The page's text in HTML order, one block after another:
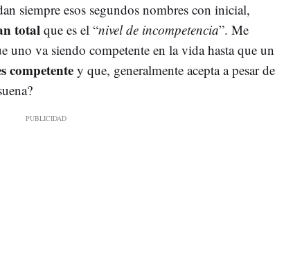
siempre esos segundos nombres con inicial,
total que es el “nivel de incompetencia”. Me
uno va siendo competente en la vida hasta que un
competentey que, generalmente acepta a pesar de